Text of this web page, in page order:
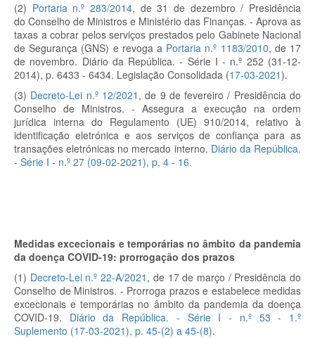
(2) Portaria n.º 283/2014, de 31 de dezembro / Presidência
do Conselho de Ministros e Ministério das Finanças. - Aprova as
taxas a cobrar pelos serviços prestados pelo Gabinete Nacional
de Segurança (GNS) e revoga a Portaria n.º 1183/2010, de 17
de novembro. Diário da República. - Série I - n.º 252 (31-12-
2014), p. 6433 - 6434. Legislação Consolidada (17-03-2021).
(3) Decreto-Lei n.º 12/2021 , de 9 de fevereiro / Presidência do
Conselho de Ministros. - Assegura a execução na ordem
jurídica interna do Regulamento (UE) 910/2014, relativo à
identificação eletrónica e aos serviços de confiança para as
transações eletrónicas no mercado interno. Diário da República.
- Série I - n.º 27 (09-02-2021), p. 4 - 16.
Medidas excecionais e temporárias no âmbito da pandemia
da doença COVID-19: prorrogação dos prazos
(1) Decreto-Lei n.º 22-A/2021 , de 17 de março / Presidência do
Conselho de Ministros. - Prorroga prazos e estabelece medidas
excecionais e temporárias no âmbito da pandemia da doença
COVID-19. Diário da República. - Série I - n.º 53 - 1.º
Suplemento (17-03-2021), p. 45-(2) a 45-(8).